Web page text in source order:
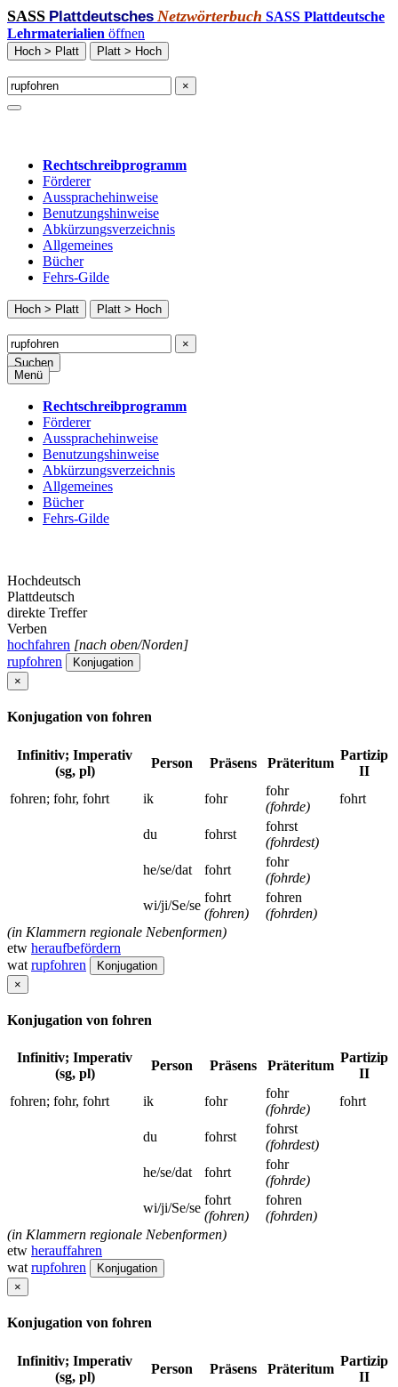
SASS Plattdeutsches Netzwörterbuch SASS Plattdeutsche
Lehrmaterialien öffnen
Hoch > Platt Platt > Hoch
×
Rechtschreibprogramm
Förderer
Aussprachehinweise
Benutzungshinweise
Abkürzungsverzeichnis
Allgemeines
Bücher
Fehrs-Gilde
Hoch > Platt Platt > Hoch
×
Suchen
Menü
Rechtschreibprogramm
Förderer
Aussprachehinweise
Benutzungshinweise
Abkürzungsverzeichnis
Allgemeines
Bücher
Fehrs-Gilde
Hochdeutsch
Plattdeutsch
direkte Treffer
Verben
hochfahren [nach oben/Norden]
rupfohren
Konjugation
×
Konjugation von fohren
Infinitiv; Imperativ
(sg, pl)
Person Präsens Präteritum
Partizip
II
fohren; fohr, fohrt
ik fohr
fohr
(fohrde)
fohrt
du fohrst
fohrst
(fohrdest)
he/se/dat
fohrt
fohr
(fohrde)
wi/ji/Se/se
fohrt
(fohren)
fohren
(fohrden)
(in Klammern regionale Nebenformen)
etw heraufbefördern
wat rupfohren
Konjugation
×
Konjugation von fohren
Infinitiv; Imperativ
(sg, pl)
Person Präsens Präteritum
Partizip
II
fohren; fohr, fohrt
ik fohr
fohr
(fohrde)
fohrt
du fohrst
fohrst
(fohrdest)
he/se/dat
fohrt
fohr
(fohrde)
wi/ji/Se/se
fohrt
(fohren)
fohren
(fohrden)
(in Klammern regionale Nebenformen)
etw herauffahren
wat rupfohren
Konjugation
×
Konjugation von fohren
Infinitiv; Imperativ
(sg, pl)
Person Präsens Präteritum
Partizip
II